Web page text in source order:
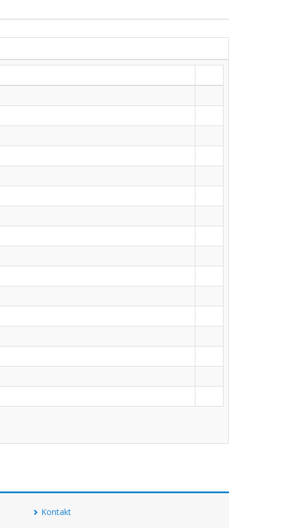
FOOTER
Kontakt